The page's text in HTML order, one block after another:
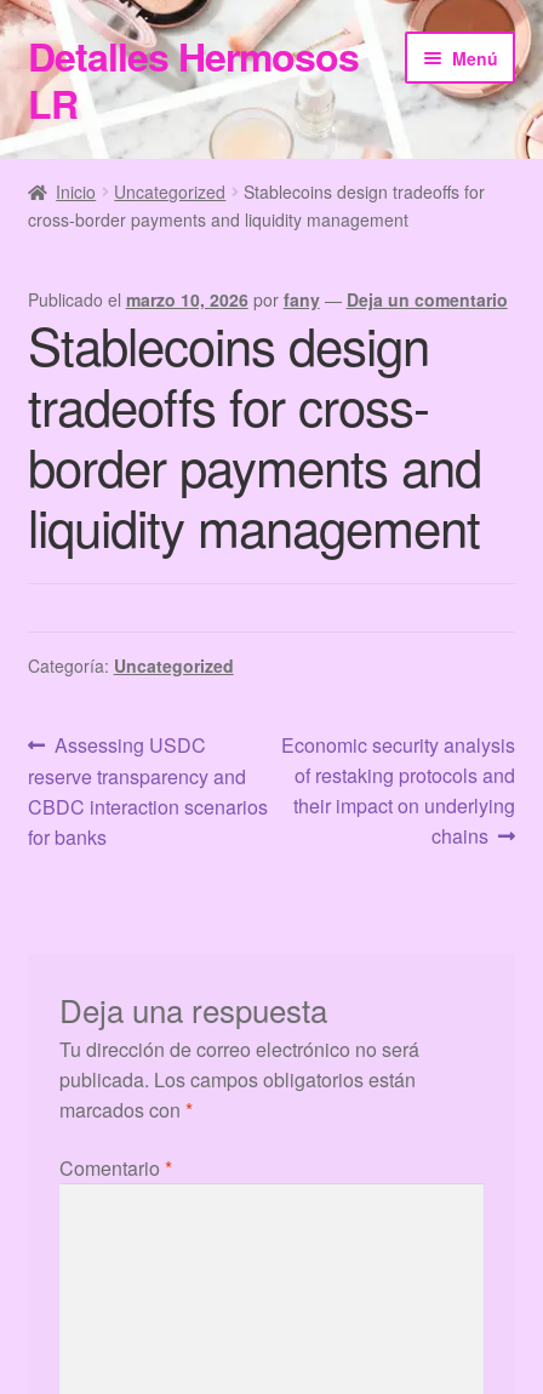
Ir
a
la
navegación
Ir
al
contenido
Detalles Hermosos
LR
Menú
Inicio
Categories
Checkout
Home
Información de Compra
My Account
Terms & Conditions
Inicio Uncategorized
Stablecoins design tradeoffs for
cross-border payments and liquidity management
Publicado el marzo 10, 2026 por fany — Deja un comentario
Stablecoins design
tradeoffs for cross-
border payments and
liquidity management
Categoría: Uncategorized
Navegación
de
entradas
Anterior:
Assessing USDC
reserve transparency and
CBDC interaction scenarios
for banks
Siguiente:
Economic security analysis
of restaking protocols and
their impact on underlying
chains
Deja una respuesta
Tu dirección de correo electrónico no será
publicada. Los campos obligatorios están
marcados con *
Comentario *